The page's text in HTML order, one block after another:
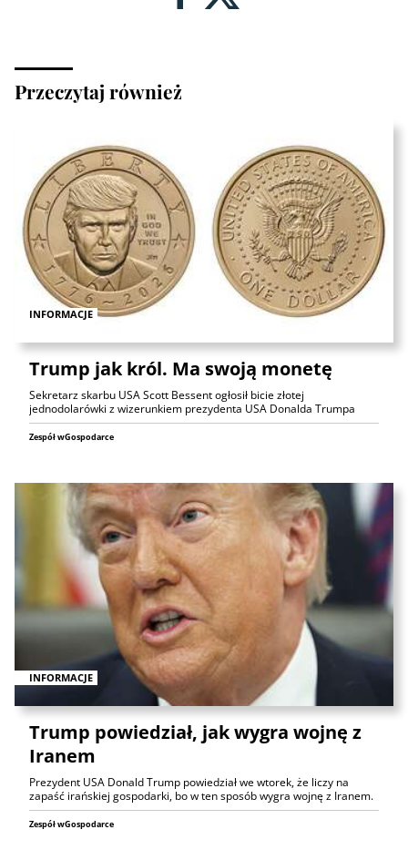
Przeczytaj również
INFORMACJE
Trump jak król. Ma swoją monetę
Sekretarz skarbu USA Scott Bessent ogłosił bicie złotej
jednodolarówki z wizerunkiem prezydenta USA Donalda Trumpa
Zespół wGospodarce
INFORMACJE
Trump powiedział, jak wygra wojnę z
Iranem
Prezydent USA Donald Trump powiedział we wtorek, że liczy na
zapaść irańskiej gospodarki, bo w ten sposób wygra wojnę z Iranem.
Zespół wGospodarce